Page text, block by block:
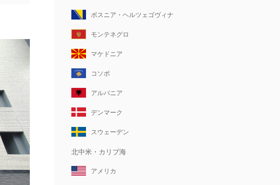
ボスニア・ヘルツェゴヴィナ
モンテネグロ
マケドニア
コソボ
アルバニア
デンマーク
スウェーデン
北中米・カリブ海
アメリカ